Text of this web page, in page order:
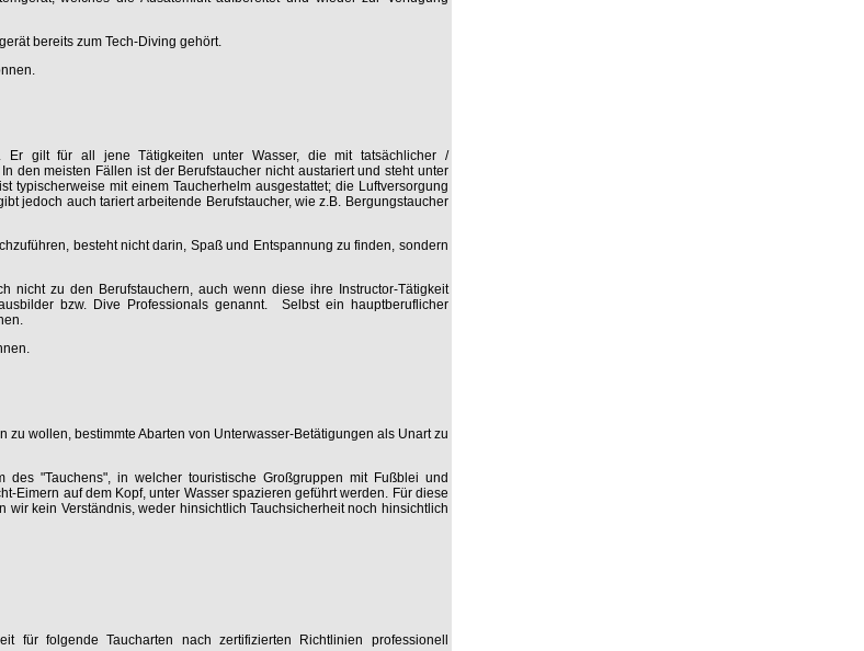
bereits zum Tech-Diving gehört.
Er gilt für all jene Tätigkeiten unter Wasser, die mit tatsächlicher /
den meisten Fällen ist der Berufstaucher nicht austariert und steht unter
typischerweise mit einem Taucherhelm ausgestattet; die Luftversorgung
jedoch auch tariert arbeitende Berufstaucher, wie z.B. Bergungstaucher
besteht nicht darin, Spaß und Entspannung zu finden, sondern
nicht zu den Berufstauchern, auch wenn diese ihre Instructor-Tätigkeit
bzw. Dive Professionals genannt. Selbst ein hauptberuflicher
wollen, bestimmte Abarten von Unterwasser-Betätigungen als Unart zu
"Tauchens", in welcher touristische Großgruppen mit Fußblei und
Eimern auf dem Kopf, unter Wasser spazieren geführt werden. Für diese
wir kein Verständnis, weder hinsichtlich Tauchsicherheit noch hinsichtlich
für folgende Taucharten nach zertifizierten Richtlinien professionell